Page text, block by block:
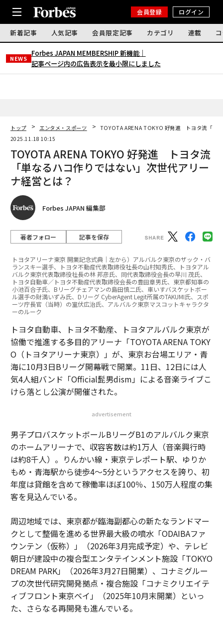
会員登録 ログイン
新着記事 人気記事 会員限定記事 カテゴリ 連載
NEWS
Forbes JAPAN MEMBERSHIP 新機能｜
記事ページ内の広告表示を最小限にしました
トップ エンタメ・スポーツ
TOYOTA ARENA TOKYO 好発進 トヨタ流「単
2025.11.18 10:15
TOYOTA ARENA TOKYO 好発進 トヨタ流
「単なるハコ作りではない」次世代アリー
ナ経営とは？
Forbes JAPAN 編集部
著者フォロー 記事を保存
トヨタアリーナ東京 開業記念式典｜左から）アルバルク東京のザック・バ
ランスキー選手、トヨタ不動産代表取締役社長の山村知秀氏、トヨタアル
バルク東京代表取締役社長の林 邦彦氏、同代表取締役会長の早川 茂氏、
トヨタ自動車／トヨタ不動産代表取締役会長の豊田章男氏、東京都知事の
小池百合子氏、Bリーグチェアマンの島田慎二氏、車いすバスケットボー
ル選手の財満いずみ氏、Dリーグ CyberAgent Legit所属のTAKUMI氏、スポ
ーツ庁長官（当時）の室伏広治氏、アルバルク東京マスコットキャラクタ
ーのルーク
トヨタ自動車、トヨタ不動産、トヨタアルバルク東京が
協働で推進する多目的アリーナ「TOYOTA ARENA TOKY
O（トヨタアリーナ東京）」が、東京お台場エリア・青
海に10月3日Bリーグ開幕戦で開業。11日、12日には人
気4人組バンド「Official髭男dism」による音楽ライブこ
けら落とし公演が開催された。
advertisement
男子プロバスケットボールBリーグB1のアルバルク東京
のホームアリーナで、収容客数は約1万人（音楽興行時
は約8千人）。りんかい線・東京テレポート駅、ゆりか
もめ・青海駅から徒歩4〜5分というアクセスを誇り、初
年度は貸館を含めて稼働率ほぼ100％、150万人程度の集
客を見込んでいる。
周辺地域では、東京都が臨海副都心の新たなランドマー
クとして整備を進める世界最大級の噴水「ODAIBAファ
ウンテン（仮称）」（2026年3月完成予定）や、テレビ
朝日が建設中の複合型エンタテインメント施設「TOKYO
DREAM PARK」（2026年3月27日開業）、コナミグルー
プの次世代研究開発拠点・複合施設「コナミクリエイテ
ィブフロント東京ベイ」（2025年10月末開業）といっ
た、さらなる再開発も進んでいる。